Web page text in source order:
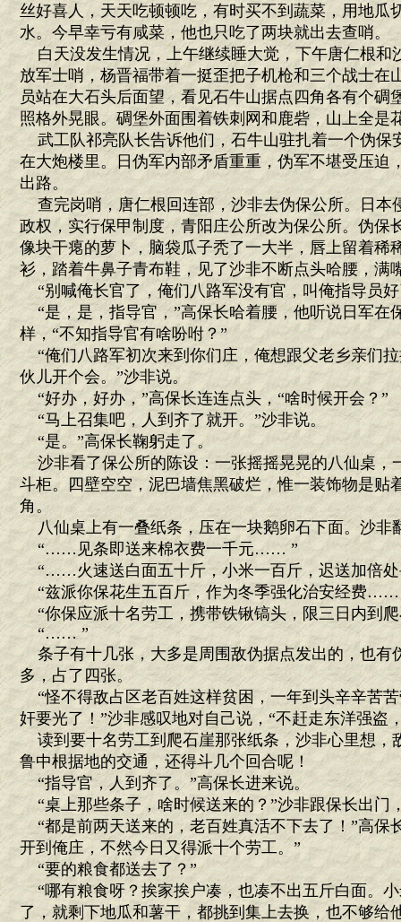
丝好喜人，天天吃顿顿吃，有时买不到蔬菜，用地瓜
水。今早幸亏有咸菜，他也只吃了两块就出去查哨。
白天没发生情况，上午继续睡大觉，下午唐仁根和
放军士哨，杨晋福带着一挺歪把子机枪和三个战士在
员站在大石头后面望，看见石牛山据点四角各有个碉
照格外晃眼。碉堡外面围着铁刺网和鹿砦，山上全是
武工队祁亮队长告诉他们，石牛山驻扎着一个伪保
在大炮楼里。日伪军内部矛盾重重，伪军不堪受压迫
出路。
查完岗哨，唐仁根回连部，沙非去伪保公所。日本
政权，实行保甲制度，青阳庄公所改为保公所。伪保
像块干瘪的萝卜，脑袋瓜子秃了一大半，唇上留着稀
衫，踏着牛鼻子青布鞋，见了沙非不断点头哈腰，满
“别喊俺长官了，俺们八路军没有官，叫俺指导员好
“是，是，指导官，”高保长哈着腰，他听说日军在
样，“不知指导官有啥吩咐？”
“俺们八路军初次来到你们庄，俺想跟父老乡亲们
伙儿开个会。”沙非说。
“好办，好办，”高保长连连点头，“啥时候开会？”
“马上召集吧，人到齐了就开。”沙非说。
“是。”高保长鞠躬走了。
沙非看了保公所的陈设：一张摇摇晃晃的八仙桌，
斗柜。四壁空空，泥巴墙焦黑破烂，惟一装饰物是贴
角。
八仙桌上有一叠纸条，压在一块鹅卵石下面。沙非
“……见条即送来棉衣费一千元…… ”
“……火速送白面五十斤，小米一百斤，迟送加倍
“兹派你保花生五百斤，作为冬季强化治安经费……
“你保应派十名劳工，携带铁锹镐头，限三日内到
“…… ”
条子有十几张，大多是周围敌伪据点发出的，也有
多，占了四张。
“怪不得敌占区老百姓这样贫困，一年到头辛辛苦
奸要光了！”沙非感叹地对自己说，“不赶走东洋强盗
读到要十名劳工到爬石崖那张纸条，沙非心里想，
鲁中根据地的交通，还得斗几个回合呢！
“指导官，人到齐了。”高保长进来说。
“桌上那些条子，啥时候送来的？”沙非跟保长出门
“都是前两天送来的，老百姓真活不下去了！”高保
开到俺庄，不然今日又得派十个劳工。”
“要的粮食都送去了？”
“哪有粮食呀？挨家挨户凑，也凑不出五斤白面。
了，就剩下地瓜和薯干，都挑到集上去换，也不够给